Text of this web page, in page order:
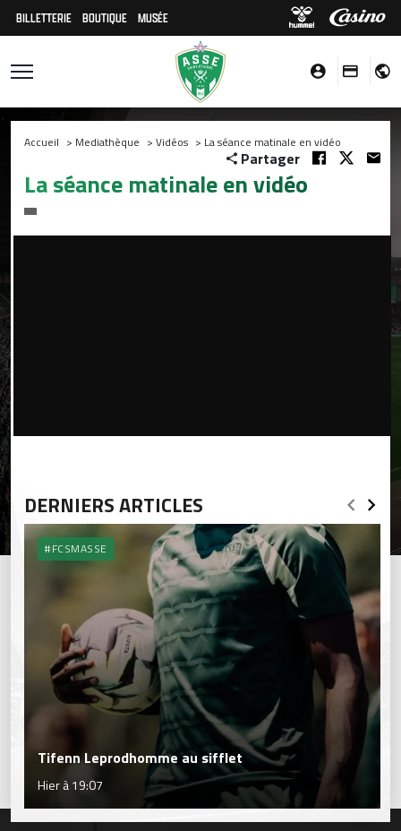
BILLETTERIE BOUTIQUE MUSÉE
Accueil > Mediathèque > Vidéos > La séance matinale en vidéo
Partager
La séance matinale en vidéo
DERNIERS ARTICLES
#FCSMASSE
Tifenn Leprodhomme au sifflet
Hier à 19:07